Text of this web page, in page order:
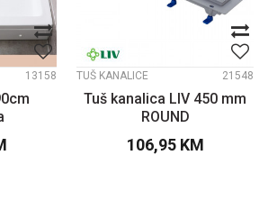
13158 TUŠ KANALICE 21548
Tuš kanalica LIV 450 mm
ROUND
106,95 KM